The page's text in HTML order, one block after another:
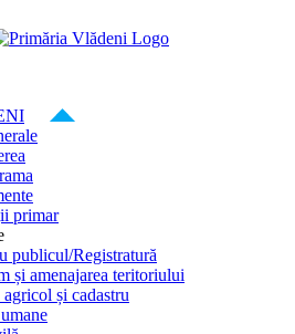
primar
publicul/Registratură
și amenajarea teritoriului
și cadastru